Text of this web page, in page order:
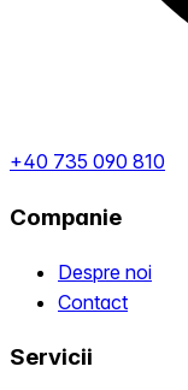
+40 735 090 810
Companie
Despre noi
Contact
Servicii